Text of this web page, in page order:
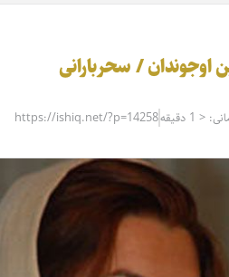
اوجوندان / سحربارانی
1 دقیقه https://ishiq.net/?p=14258